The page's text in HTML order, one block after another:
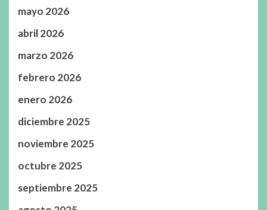
mayo 2026
abril 2026
marzo 2026
febrero 2026
enero 2026
diciembre 2025
noviembre 2025
octubre 2025
septiembre 2025